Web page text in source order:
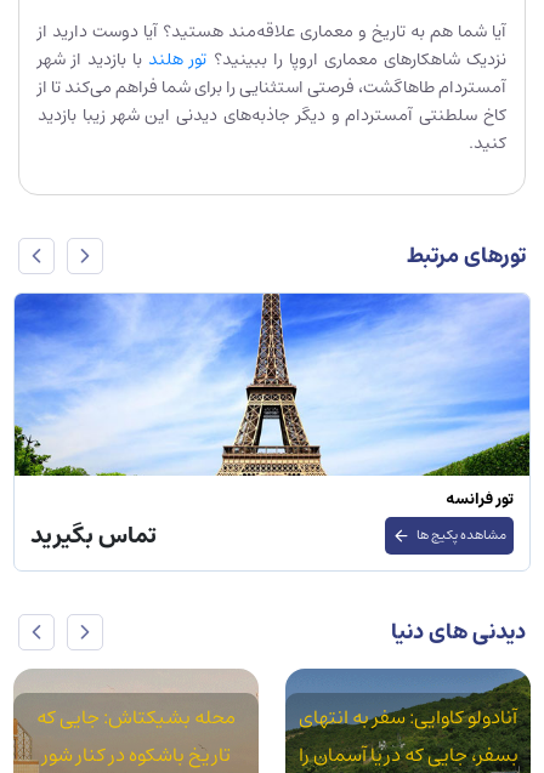
آیا شما هم به تاریخ و معماری علاقه‌مند هستید؟ آیا دوست دارید از
نزدیک شاهکارهای معماری اروپا را ببینید؟ تور هلند با بازدید از شهر
آمستردام طاهاگشت، فرصتی استثنایی را برای شما فراهم می‌کند تا از
کاخ سلطنتی آمستردام و دیگر جاذبه‌های دیدنی این شهر زیبا بازدید
کنید.
تورهای مرتبط
تور روسیه
مشاهده پکیج ها تماس بگیرید
دیدنی های دنیا
محله بشیکتاش: جایی که
تاریخ باشکوه در کنار شور
محله آکسارای: استانبول
واقعی در سایه قنات‌های رومی